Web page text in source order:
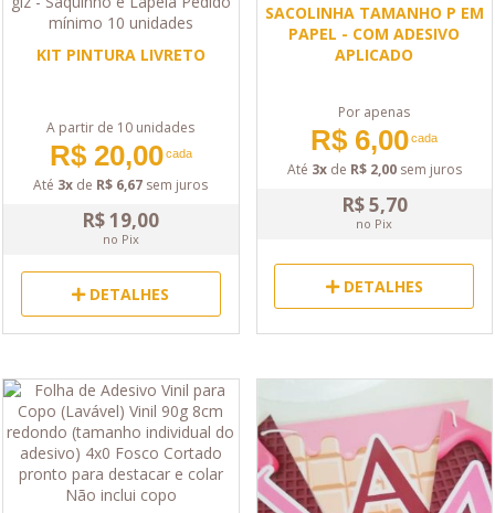
KIT PINTURA LIVRETO
A partir de 10 unidades
R$ 20,00cada
Até 3x de R$ 6,67 sem juros
R$ 19,00
no Pix
DETALHES
SACOLINHA TAMANHO P EM
PAPEL - COM ADESIVO
APLICADO
Por apenas
R$ 6,00cada
Até 3xde R$ 2,00sem juros
R$ 5,70
no Pix
DETALHES